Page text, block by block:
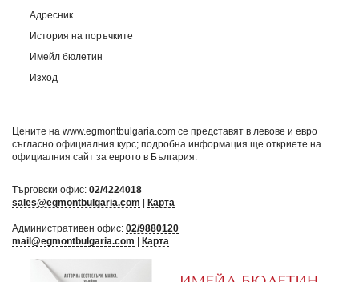
Адресник
История на поръчките
Имейл бюлетин
Изход
Цените на www.egmontbulgaria.com се представят в левове и евро
съгласно официалния курс; подробна информация ще откриете на
официалния сайт за еврото в България
Търговски офис: 02/4224018
sales@egmontbulgaria.com | Карта
Административен офис: 02/9880120
mail@egmontbulgaria.com | Карта